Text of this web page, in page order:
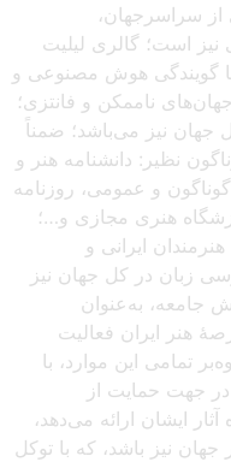
از سراسرجهان،
نیز است؛ گالری لیلیت
با گویندگی هوش مصنوعی و
ناممکن و فانتزی؛
جهان نیز می‌باشد؛ ضمناً
نظیر: دانشنامه هنر و
و عمومی، روزنامه
هنری مجازی و…؛
ایرانی و
زبان در کل جهان نیز
جامعه، به‌عنوان
هنر ایران فعالیت
تمامی این موارد، با
در جهت حمایت از
ایشان ارائه می‌دهد،
جهان نیز باشد، که با توکل